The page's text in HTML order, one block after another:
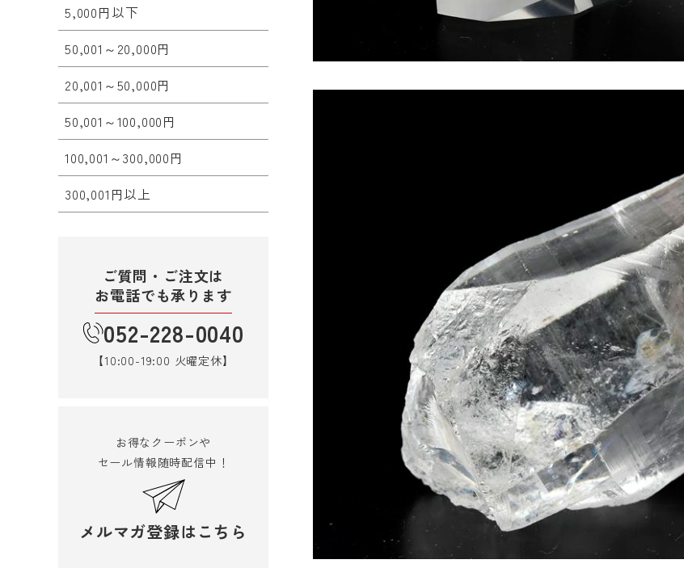
5,000円以下
50,001～20,000円
20,001～50,000円
50,001～100,000円
100,001～300,000円
300,001円以上
ご質問・ご注文は
お電話でも承ります
052-228-0040
【10:00-19:00 火曜定休】
お得なクーポンや
セール情報随時配信中！
メルマガ登録はこちら